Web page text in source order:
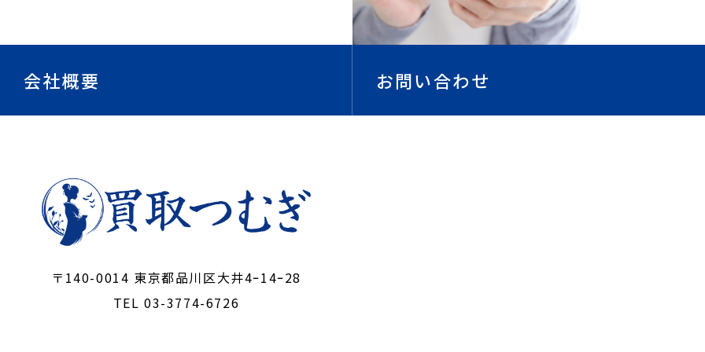
会社概要 お問い合わせ
〒140-0014 東京都品川区大井4ｰ14ｰ28
TEL 03-3774-6726